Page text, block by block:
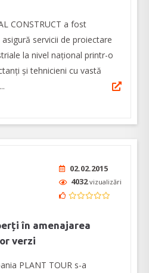
CONSTRUCT a fost
servicii de proiectare
la nivel național printr-o
și tehnicieni cu vastă
02.02.2015
4032vizualizări
în amenajarea
verzi
PLANT TOUR s-a